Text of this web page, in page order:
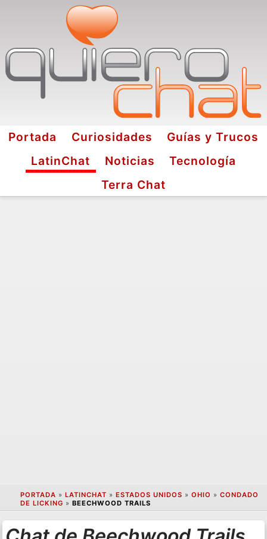
Portada Curiosidades
Guías y Trucos
LatinChat
Noticias
Tecnología
Terra Chat
PORTADA » LATINCHAT » ESTADOS UNIDOS » OHIO » CONDADO
DE LICKING » BEECHWOOD TRAILS